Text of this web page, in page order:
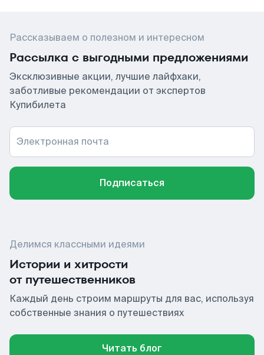
Рассказываем о полезном и интересном
Рассылка с выгодными предложениями
Эксклюзивные акции, лучшие лайфхаки,
заботливые рекомендации от экспертов
Купибилета
Электронная почта
Подписаться
Делимся классными идеями
Истории и хитрости
от путешественников
Каждый день строим маршруты для вас, используя
собственные знания о путешествиях
Читать блог